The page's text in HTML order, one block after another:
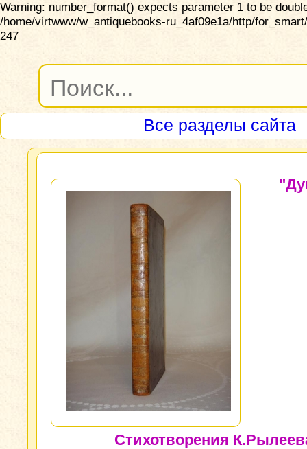
Warning: number_format() expects parameter 1 to be
/home/virtwww/w_antiquebooks-ru_4af09e1a/http/
247
Все разделы сайта
Стихотворения